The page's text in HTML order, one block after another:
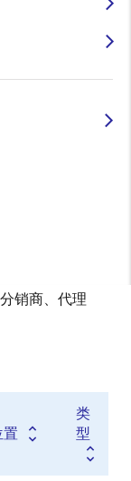
销商、代理
类
型